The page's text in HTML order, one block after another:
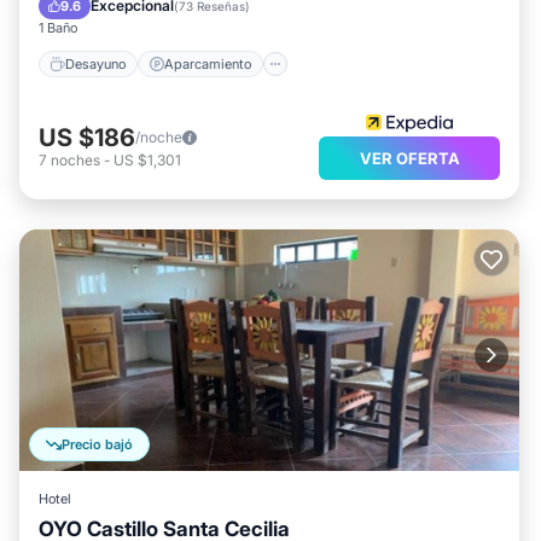
9.6 Excepcional(73 Reseñas)
1 Baño
Desayuno Aparcamiento
US $186/noche
7 noches - US $1,301 VER OFERTA
Precio bajó
Hotel
OYO Castillo Santa Cecilia